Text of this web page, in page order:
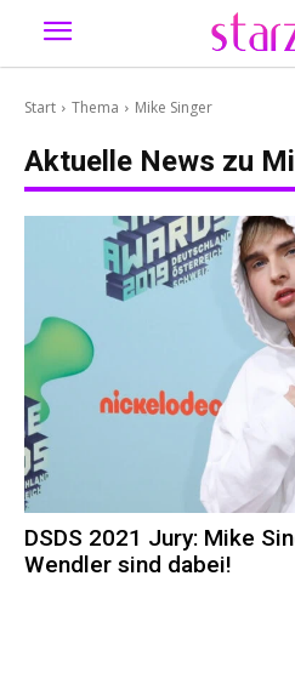
Start Thema Mike Singer
Aktuelle News zu
DSDS 2021 Jury: Mike
Wendler sind dabei!